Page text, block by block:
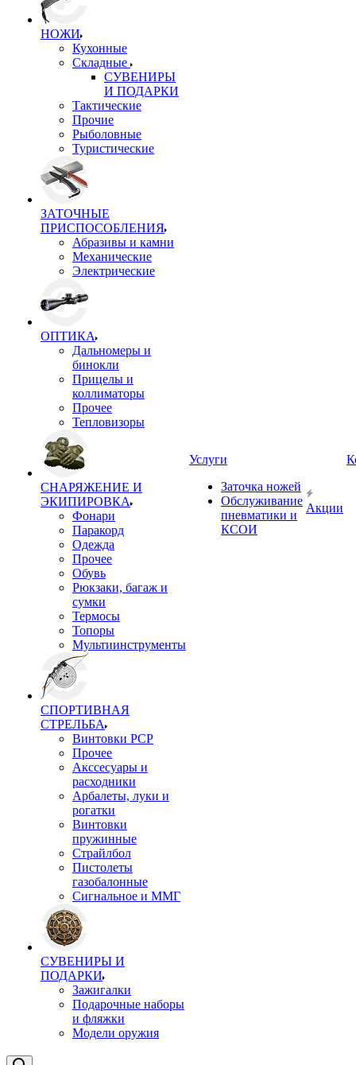
НОЖИ
Кухонные
Складные
СУВЕНИРЫ
И ПОДАРКИ
Тактические
Прочие
Рыболовные
Туристические
ЗАТОЧНЫЕ
ПРИСПОСОБЛЕНИЯ
Абразивы и камни
Механические
Электрические
ОПТИКА
Дальномеры и
бинокли
Прицелы и
коллиматоры
Прочее
Тепловизоры
СНАРЯЖЕНИЕ И
ЭКИПИРОВКА
Фонари
Паракорд
Одежда
Прочее
Обувь
Рюкзаки, багаж и
сумки
Термосы
Топоры
Мультиинструменты
СПОРТИВНАЯ
СТРЕЛЬБА
Винтовки PCP
Прочее
Акссесуары и
расходники
Арбалеты, луки и
рогатки
Винтовки
пружинные
Страйлбол
Пистолеты
газобалонные
Сигнальное и ММГ
СУВЕНИРЫ И
ПОДАРКИ
Зажигалки
Подарочные наборы
и фляжки
Модели оружия
Услуги
Заточка ножей
Обслуживание
пневматики и
КСОИ
Акции